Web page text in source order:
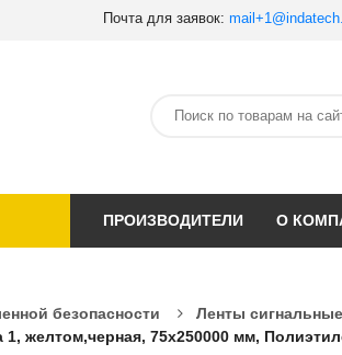
Почта для заявок:
ПРОИЗВОДИТЕЛИ О
безопасности
Ленты сигнальные
желтом,черная, 75x250000 мм,